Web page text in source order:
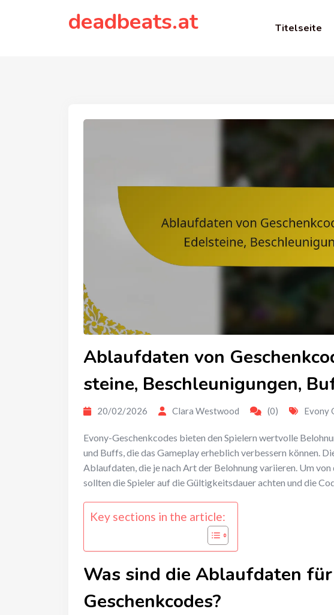
deadbeats.at Titelseite
Ablaufdaten von
steine, Beschleunigungen,
20/02/2026 Clara Westwood (0) Evony
Evony-Geschenkcodes bieten den Spielern wertvolle
und Buffs, die das Gameplay erheblich verbessern können.
Ablaufdaten, die je nach Art der Belohnung variieren. Um
sollten die Spieler auf die Gültigkeitsdauer achten und die
Key sections in the article:
Was sind die Ablaufdaten
Geschenkcodes?